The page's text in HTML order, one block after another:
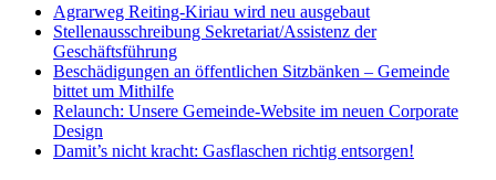
Agrarweg Reiting-Kiriau wird neu ausgebaut
Stellenausschreibung Sekretariat/Assistenz der
Geschäftsführung
Beschädigungen an öffentlichen Sitzbänken – Gemeinde
bittet um Mithilfe
Relaunch: Unsere Gemeinde-Website im neuen Corporate
Design
Damit’s nicht kracht: Gasflaschen richtig entsorgen!